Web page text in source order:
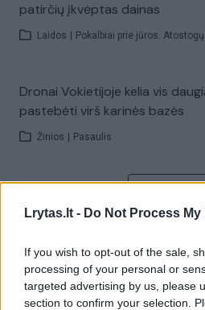
Lrytas.lt - Do Not Process
If you wish to opt-out of the sale,
processing of your personal or
targeted advertising by us, please
section to confirm your selection.
patirčių įkvėptas dainas
Laidos Pokalbiai prie jūros.
Dronai Vokietijoje kelia vis
pastebėti virš karinės bazės
Žinios Pasaulis
Žiūrimiausi